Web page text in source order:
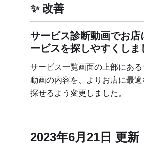
改善
サービス診断動画でお店
ービスを探しやすくしま
サービス一覧画面の上部にあ
動画の内容を、よりお店に最
探せるよう変更しました。
2023年6月21日 更新